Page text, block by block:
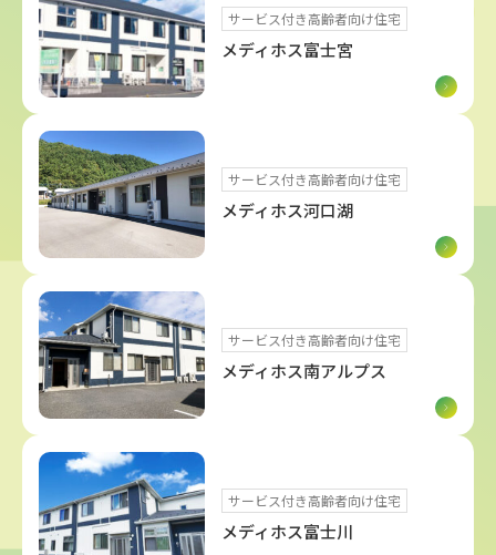
サービス付き高齢者向け住宅
メディホス富士宮
サービス付き高齢者向け住宅
メディホス河口湖
サービス付き高齢者向け住宅
メディホス南アルプス
サービス付き高齢者向け住宅
メディホス富士川